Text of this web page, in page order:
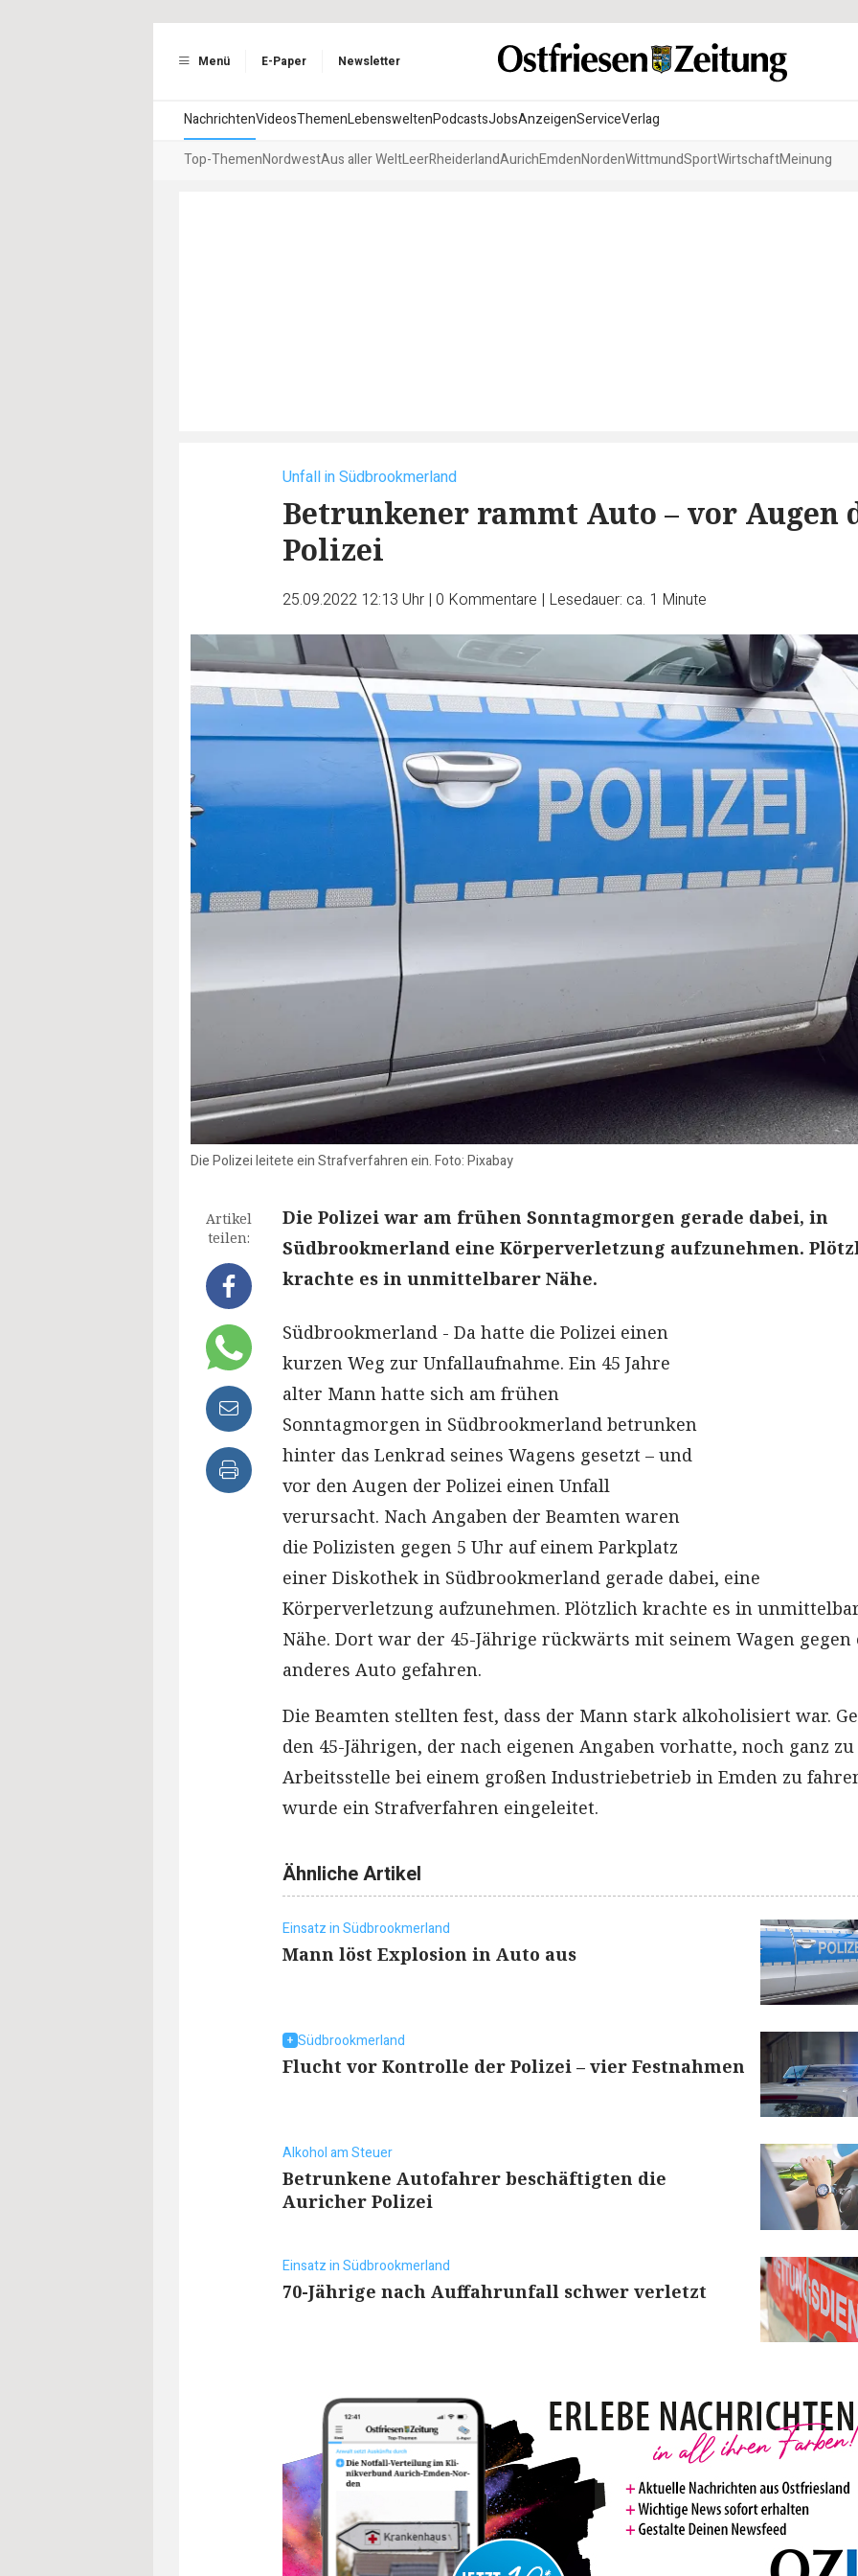
Menü E-Paper Newsletter
NachrichtenVideosThemenLebensweltenPodcastsJobsAnzeigenServiceVerlag
Top-ThemenNordwestAus aller WeltLeerRheiderlandAurichEmdenNordenWittmundSportWirtschaftMeinung
Unfall in Südbrookmerland
Betrunkener rammt Auto – vor Augen
Polizei
25.09.2022 12:13 Uhr | 0 Kommentare | Lesedauer: ca. 1 Minute
Die Polizei leitete ein Strafverfahren ein. Foto: Pixabay
Artikel
teilen:
Die Polizei war am frühen Sonntagmorgen gerade dabei, in
Südbrookmerland eine Körperverletzung aufzunehmen.
krachte es in unmittelbarer Nähe.
Südbrookmerland - Da hatte die Polizei einen
kurzen Weg zur Unfallaufnahme. Ein 45 Jahre
alter Mann hatte sich am frühen
Sonntagmorgen in Südbrookmerland betrunken
hinter das Lenkrad seines Wagens gesetzt – und
vor den Augen der Polizei einen Unfall
verursacht. Nach Angaben der Beamten waren
die Polizisten gegen 5 Uhr auf einem Parkplatz
einer Diskothek in Südbrookmerland gerade dabei, eine
Körperverletzung aufzunehmen. Plötzlich krachte es in
Nähe. Dort war der 45-Jährige rückwärts mit seinem Wagen gegen
anderes Auto gefahren.
Die Beamten stellten fest, dass der Mann stark alkoholisiert war.
den 45-Jährigen, der nach eigenen Angaben vorhatte, noch ganz
Arbeitsstelle bei einem großen Industriebetrieb in Emden zu
wurde ein Strafverfahren eingeleitet.
Ähnliche Artikel
Einsatz in Südbrookmerland
Mann löst Explosion in Auto aus
Südbrookmerland
Flucht vor Kontrolle der Polizei – vier Festnahmen
Alkohol am Steuer
Betrunkene Autofahrer beschäftigten die
Auricher Polizei
Einsatz in Südbrookmerland
70-Jährige nach Auffahrunfall schwer verletzt